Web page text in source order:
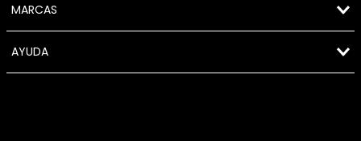
MARCAS
AYUDA